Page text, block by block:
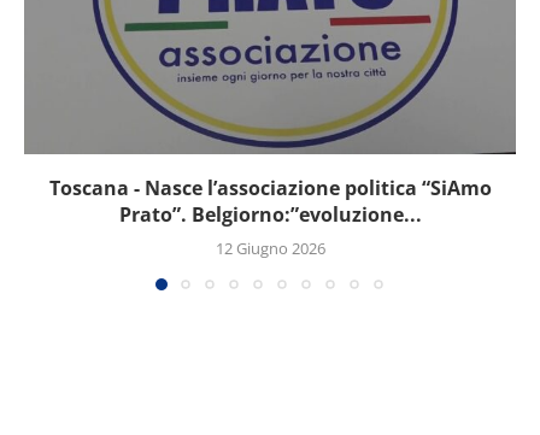
Toscana - Nasce l’associazione politica “SiAmo
Prato”. Belgiorno:”evoluzione...
12 Giugno 2026